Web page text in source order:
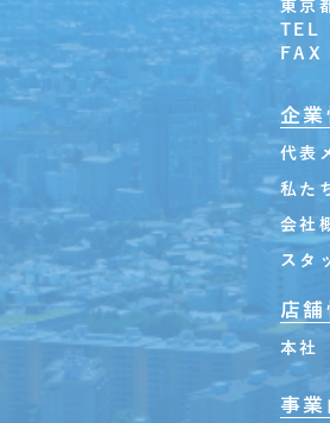
東京
TEL
FAX
企業
代表
私た
会社
スタ
店舗
本社
事業